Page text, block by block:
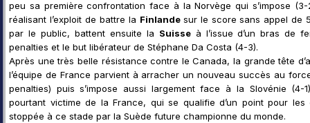
peu sa première confrontation face à la Norvège qui s’impose
réalisant l’exploit de battre la Finlande sur le score sans appel de
par le public, battent ensuite la Suisseà l’issue d’un bras de
penalties et le but libérateur de Stéphane Da Costa (4-3).
Après une très belle résistance contre le Canada, la grande tête
l’équipe de France parvient à arracher un nouveau succès au
penalties) puis s’impose aussi largement face à la Slovénie (4-
pourtant victime de la France, qui se qualifie d’un point pour
stoppée à ce stade par la Suède future championne du monde.